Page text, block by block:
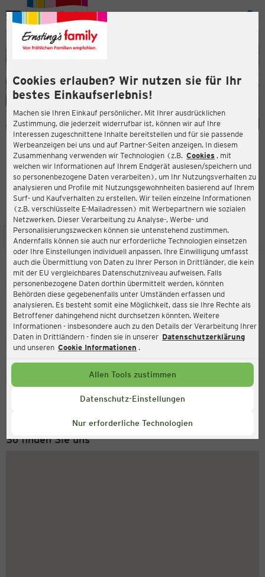
Cookies erlauben? Wir nutzen sie für Ihr
bestes Einkaufserlebnis!
Machen sie Ihren Einkauf persönlicher. Mit Ihrer ausdrücklichen
Zustimmung, die jederzeit widerrufbar ist, können wir auf Ihre
Interessen zugeschnittene Inhalte bereitstellen und für sie passende
Werbeanzeigen bei uns und auf Partner-Seiten anzeigen. In diesem
Zusammenhang verwenden wir Technologien (z.B. Cookies , mit
welchen wir Informationen auf Ihrem Endgerät auslesen/speichern und
so personenbezogene Daten verarbeiten), um Ihr Nutzungsverhalten zu
analysieren und Profile mit Nutzungsgewohnheiten basierend auf Ihrem
Surf- und Kaufverhalten zu erstellen. Wir teilen einzelne Informationen
(z.B. verschlüsselte E-Mailadressen) mit Werbepartnern wie sozialen
Netzwerken. Dieser Verarbeitung zu Analyse-, Werbe- und
Personalisierungszwecken können sie untenstehend zustimmen.
Andernfalls können sie auch nur erforderliche Technologien einsetzen
oder Ihre Einstellungen individuell anpassen. Ihre Einwilligung umfasst
auch die Übermittlung von Daten zu Ihrer Person in Drittländer, die kein
mit der EU vergleichbares Datenschutzniveau aufweisen. Falls
personenbezogene Daten dorthin übermittelt werden, könnten
Behörden diese gegebenenfalls unter Umständen erfassen und
analysieren. Es besteht somit eine Möglichkeit, dass sie Ihre Rechte als
Betroffener dahingehend nicht durchsetzen könnten. Weitere
Informationen - insbesondere auch zu den Details der Verarbeitung Ihrer
Daten in Drittländern - finden sie in unserer Datenschutzerklärung
und unseren Cookie Informationen .
Allen Tools zustimmen
Datenschutz-Einstellungen
Nur erforderliche Technologien
Menü
ERNSTING'S FAMILY FILIALE
Bonifatiusstraße 59
48429 Rheine
3,9
Bewertung:
STANDORT SERVICES SORTIMENT AKTIONEN
Ernsting's family
Bonifatiusstraße 59, 48429 Rheine
Aktuell:
Geschlossen
Service Hotline
+49 (0) 2546 / 98 999 98
So finden Sie uns